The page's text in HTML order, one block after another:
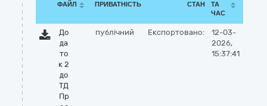
ФАЙЛ ПРИВАТНІСТЬ СТАН
ТА
ЧАС
До
да
то
к 2
до
ТД
Пр
публічний Експортовано:
12-03-
2026,
15:37:41